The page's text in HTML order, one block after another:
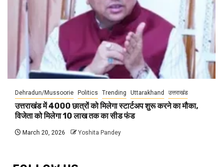
Dehradun/Mussoorie Politics Trending Uttarakhand उत्तराखंड
उत्तराखंड में 4000 छात्रों को मिलेगा स्टार्टअप शुरू करने का मौका,
विजेता को मिलेगा 10 लाख तक का सीड फंड
March 20, 2026 Yoshita Pandey